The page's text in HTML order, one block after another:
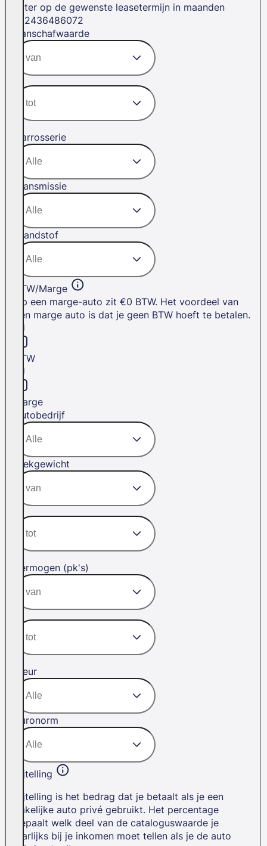
Filter op de gewenste leasetermijn in maanden
2436486072
Aanschafwaarde
Carrosserie
Transmissie
Brandstof
BTW/Marge
Op een marge-auto zit €0 BTW. Het voordeel van
een marge auto is dat je geen BTW hoeft te betalen.
BTW
Marge
Autobedrijf
Trekgewicht
Vermogen (pk's)
Kleur
Euronorm
Bijtelling
Bijtelling is het bedrag dat je betaalt als je een
zakelijke auto privé gebruikt. Het percentage
bepaalt welk deel van de cataloguswaarde je
jaarlijks bij je inkomen moet tellen als je de auto